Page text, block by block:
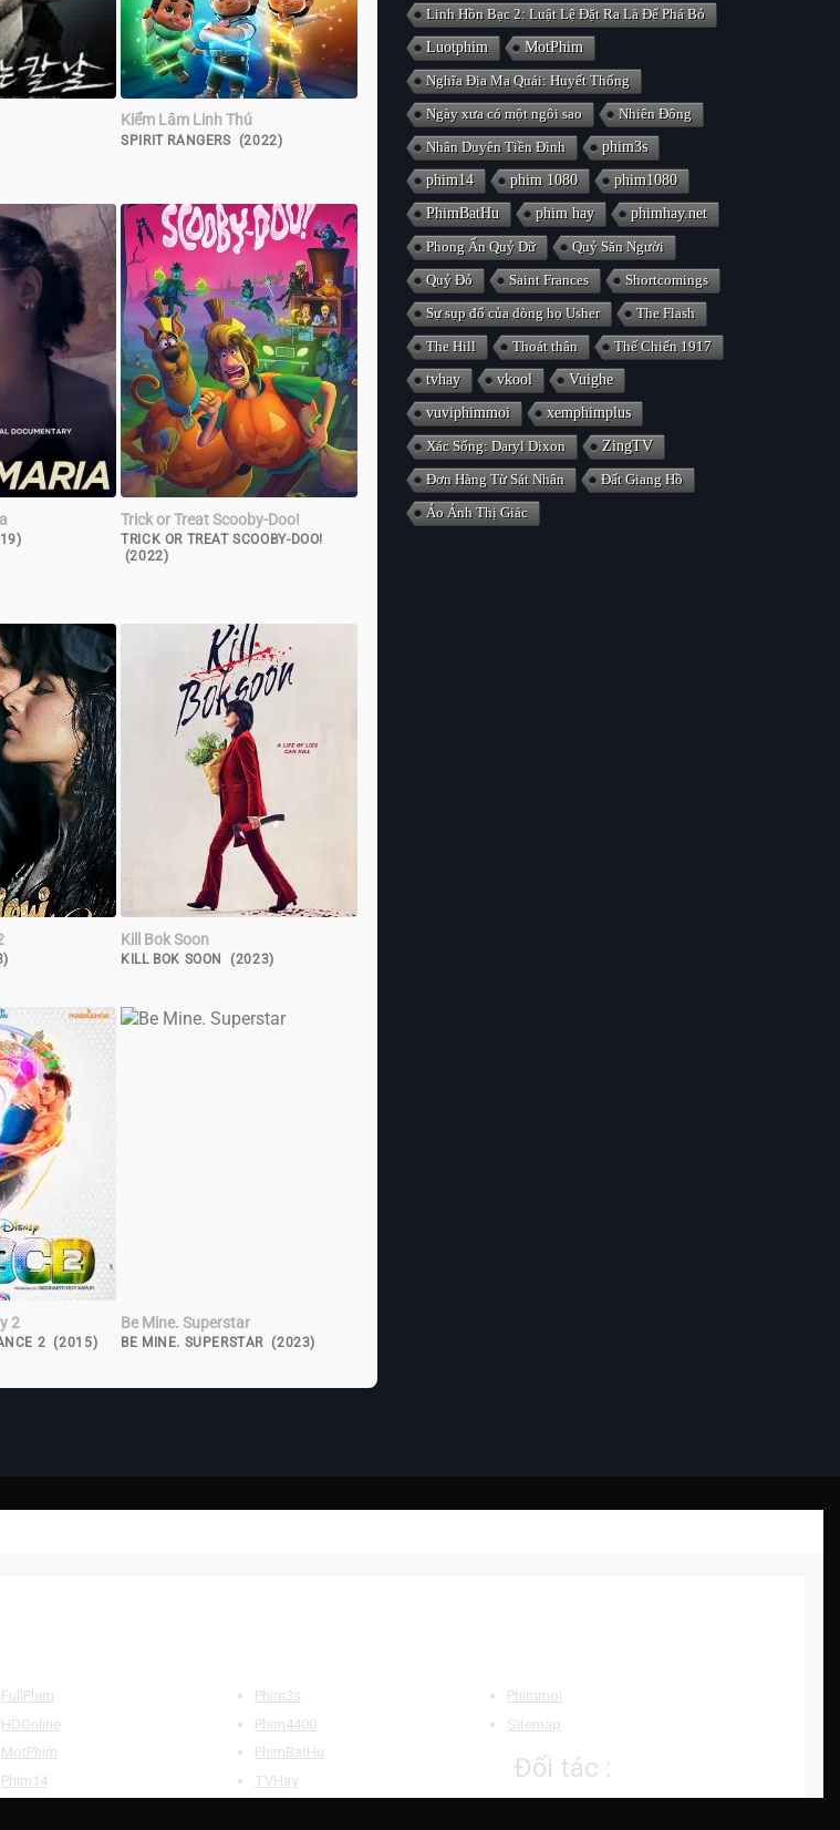
Kiểm Lâm Linh Thú
SPIRIT RANGERS (2022)
Trick or Treat Scooby-Doo!
TRICK OR TREAT SCOOBY-DOO!
(2022)
Kill Bok Soon
KILL BOK SOON (2023)
2
2 (2015)
Be Mine. Superstar
BE MINE. SUPERSTAR (2023)
Linh Hồn Bạc 2: Luật Lệ Đặt Ra Là Để Phá Bỏ
Luotphim
MotPhim
Nghĩa Địa Ma Quái: Huyết Thống
Ngày xưa có một ngôi sao
Nhiên Đông
Nhân Duyên Tiền Đình
phim3s
phim14
phim 1080
phim1080
PhimBatHu
phim hay
phimhay.net
Phong Ấn Quỷ Dữ
Quỷ Săn Người
Quỷ Đỏ
Saint Frances
Shortcomings
Sự sụp đổ của dòng họ Usher
The Flash
The Hill
Thoát thân
Thế Chiến 1917
tvhay
vkool
Vuighe
vuviphimmoi
xemphimplus
Xác Sống: Daryl Dixon
ZingTV
Đơn Hàng Từ Sát Nhân
Đất Giang Hồ
Ảo Ảnh Thị Giác